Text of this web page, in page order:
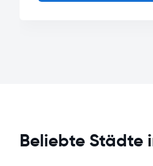
Beliebte Städte